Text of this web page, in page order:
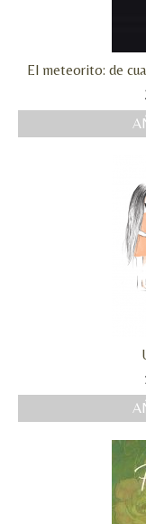
El meteorito: de